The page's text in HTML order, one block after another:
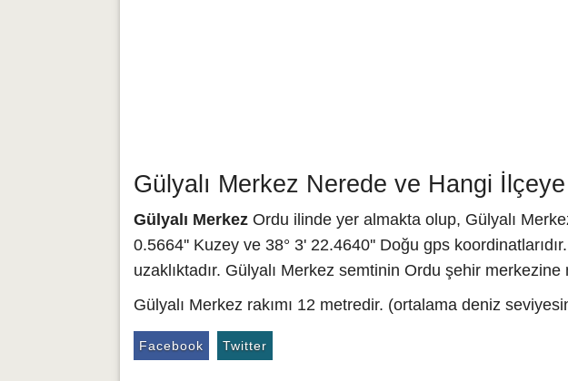
Gülyalı Merkez Nerede ve Hangi İlçeye
Gülyalı Merkez Ordu ilinde yer almakta olup, Gülyalı
0.5664'' Kuzey ve 38° 3' 22.4640'' Doğu gps koordinatlarıdır.
uzaklıktadır. Gülyalı Merkez semtinin Ordu şehir
Gülyalı Merkez rakımı 12 metredir. (ortalama deniz
Facebook Twitter